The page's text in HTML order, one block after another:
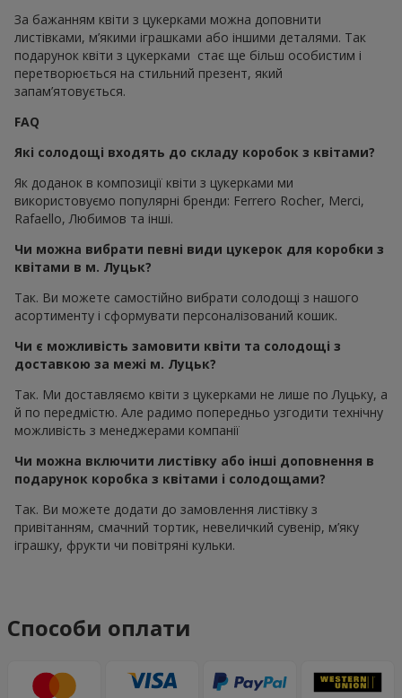
За бажанням квіти з цукерками можна доповнити
листівками, м’якими іграшками або іншими деталями. Так
подарунок квіти з цукерками стає ще більш особистим і
перетворюється на стильний презент, який
запам’ятовується.
FAQ
Які солодощі входять до складу коробок з квітами?
Як доданок в композиції квіти з цукерками ми
використовуємо популярні бренди: Ferrero Rocher, Merci,
Rafaello, Любимов та інші.
Чи можна вибрати певні види цукерок для коробки з
квітами в м. Луцьк?
Так. Ви можете самостійно вибрати солодощі з нашого
асортименту і сформувати персоналізований кошик.
Чи є можливість замовити квіти та солодощі з
доставкою за межі м. Луцьк?
Так. Ми доставляємо квіти з цукерками не лише по Луцьку, а
й по передмістю. Але радимо попередньо узгодити технічну
можливість з менеджерами компанії
Чи можна включити листівку або інші доповнення в
подарунок коробка з квітами і солодощами?
Так. Ви можете додати до замовлення листівку з
привітанням, смачний тортик, невеличкий сувенір, м’яку
іграшку, фрукти чи повітряні кульки.
Способи оплати